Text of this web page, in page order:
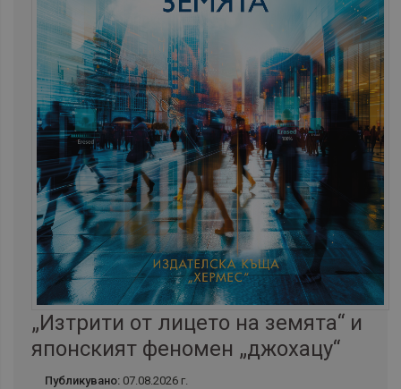
„Изтрити от лицето на земята“ и
японският феномен „джохацу“
Публикувано: 07.08.2026 г.